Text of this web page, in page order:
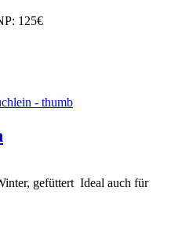
125€
gefüttert Ideal auch für